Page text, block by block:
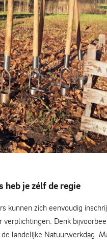
je zélf de regie
kunnen zich eenvoudig
verplichtingen. Denk
landelijke Natuurwerkdag.